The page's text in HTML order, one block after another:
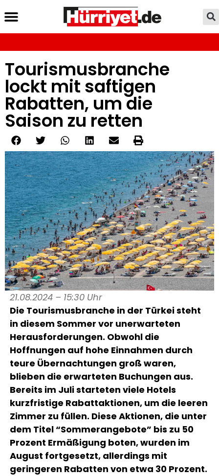
Tourismusbranche
lockt mit saftigen
Rabatten, um die
Saison zu retten
21.08.2024 – 15:30 Uhr
Die Tourismusbranche in der Türkei steht
in diesem Sommer vor unerwarteten
Herausforderungen. Obwohl die
Hoffnungen auf hohe Einnahmen durch
teure Übernachtungen groß waren,
blieben die erwarteten Buchungen aus.
Bereits im Juli starteten viele Hotels
kurzfristige Rabattaktionen, um die leeren
Zimmer zu füllen. Diese Aktionen, die unter
dem Titel “Sommerangebote” bis zu 50
Prozent Ermäßigung boten, wurden im
August fortgesetzt, allerdings mit
geringeren Rabatten von etwa 30 Prozent.